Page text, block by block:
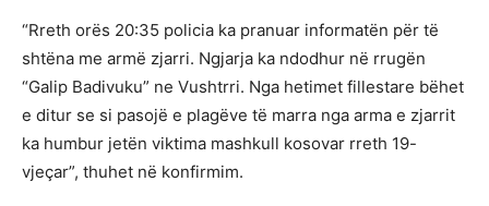
“Rreth orës 20:35 policia ka pranuar informatën për të
shtëna me armë zjarri. Ngjarja ka ndodhur në rrugën
“Galip Badivuku” ne Vushtrri. Nga hetimet fillestare bëhet
e ditur se si pasojë e plagëve të marra nga arma e zjarrit
ka humbur jetën viktima mashkull kosovar rreth 19-
vjeçar”, thuhet në konfirmim.